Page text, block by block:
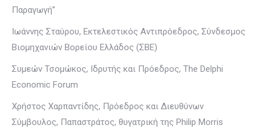
Παραγωγή”
Ιωάννης Σταύρου, Εκτελεστικός Αντιπρόεδρος, Σύνδεσμος
Βιομηχανιών Βορείου Ελλάδος (ΣBΕ)
Συμεών Τσομώκος, Ιδρυτής και Πρόεδρος, The Delphi
Economic Forum
Χρήστος Χαρπαντίδης, Πρόεδρος και Διευθύνων
Σύμβουλος, Παπαστράτος, θυγατρική της Philip Morris